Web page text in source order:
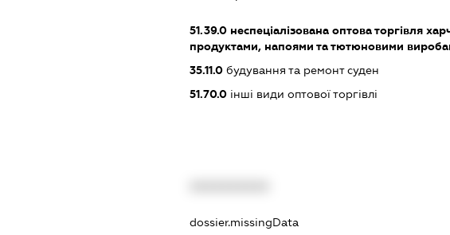
51.39.0неспеціалізована оптова торгівля
продуктами, напоями та тютюновими
35.11.0будування та ремонт суден
51.70.0інші види оптової торгівлі
dossier.missingData